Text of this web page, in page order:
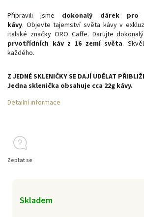
Skladem
Připravili jsme dokonalý dárek
pro
kávy. Objevte tajemství světa kávy v
italské značky ORO Caffe. Darujte
prvotřídních káv z 16 zemí světa.
každého.
Z JEDNÉ SKLENIČKY SE DAJÍ UDĚLAT
Jedna sklenička obsahuje cca 22g kávy.
Detailní informace
Zeptat se